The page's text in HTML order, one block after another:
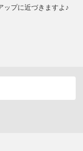
ップに近づきますよ♪